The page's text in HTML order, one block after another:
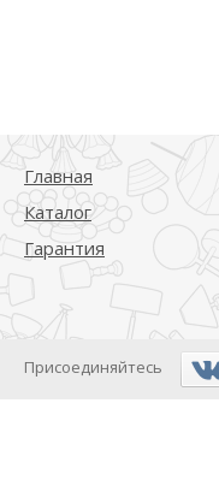
Главная
Каталог
Гарантия
Присоединяйтесь